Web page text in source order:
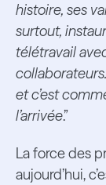
histoire, ses
surtout,
télétravail
et c’est
l’arrivée.”
La force des
aujourd’hui,